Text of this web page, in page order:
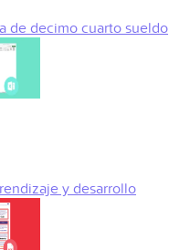
de decimo cuarto sueldo
y desarrollo